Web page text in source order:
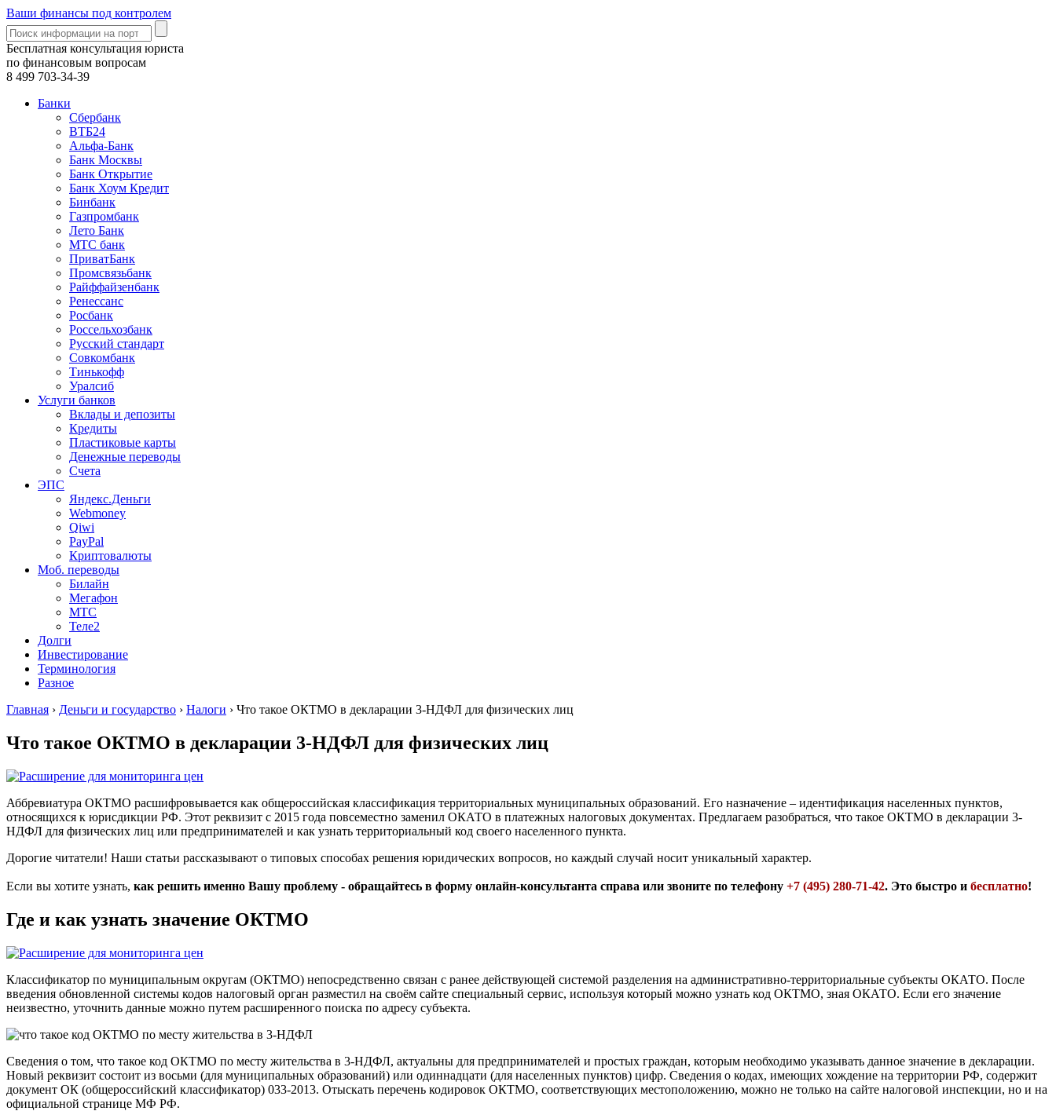
Ваши финансы под контролем
Бесплатная консультация юриста
по финансовым вопросам
8 499 703-34-39
Банки
Сбербанк
ВТБ24
Альфа-Банк
Банк Москвы
Банк Открытие
Банк Хоум Кредит
Бинбанк
Газпромбанк
Лето Банк
МТС банк
ПриватБанк
Промсвязьбанк
Райффайзенбанк
Ренессанс
Росбанк
Россельхозбанк
Русский стандарт
Совкомбанк
Тинькофф
Уралсиб
Услуги банков
Вклады и депозиты
Кредиты
Пластиковые карты
Денежные переводы
Счета
ЭПС
Яндекс.Деньги
Webmoney
Qiwi
PayPal
Криптовалюты
Моб. переводы
Билайн
Мегафон
МТС
Теле2
Долги
Инвестирование
Терминология
Разное
Главная › Деньги и государство › Налоги › Что такое ОКТМО в декларации 3-НДФЛ для физических лиц
Что такое ОКТМО в декларации 3-НДФЛ для физических лиц
Аббревиатура ОКТМО расшифровывается как общероссийская классификация территориальных муниципальных образований. Его назначение – идентификация населенных пунктов,
относящихся к юрисдикции РФ. Этот реквизит с 2015 года повсеместно заменил ОКАТО в платежных налоговых документах. Предлагаем разобраться, что такое ОКТМО в декларации 3-
НДФЛ для физических лиц или предпринимателей и как узнать территориальный код своего населенного пункта.
Дорогие читатели! Наши статьи рассказывают о типовых способах решения юридических вопросов, но каждый случай носит уникальный характер.
Если вы хотите узнать, как решить именно Вашу проблему - обращайтесь в форму онлайн-консультанта справа или звоните по телефону +7 (495) 280-71-42. Это быстро и бесплатно!
Где и как узнать значение ОКТМО
Классификатор по муниципальным округам (ОКТМО) непосредственно связан с ранее действующей системой разделения на административно-территориальные субъекты ОКАТО. После
введения обновленной системы кодов налоговый орган разместил на своём сайте специальный сервис, используя который можно узнать код ОКТМО, зная ОКАТО. Если его значение
неизвестно, уточнить данные можно путем расширенного поиска по адресу субъекта.
Сведения о том, что такое код ОКТМО по месту жительства в 3-НДФЛ, актуальны для предпринимателей и простых граждан, которым необходимо указывать данное значение в декларации.
Новый реквизит состоит из восьми (для муниципальных образований) или одиннадцати (для населенных пунктов) цифр. Сведения о кодах, имеющих хождение на территории РФ, содержит
документ ОК (общероссийский классификатор) 033-2013. Отыскать перечень кодировок ОКТМО, соответствующих местоположению, можно не только на сайте налоговой инспекции, но и на
официальной странице МФ РФ.